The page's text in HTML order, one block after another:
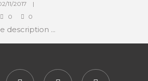
11/2017
0 0
description ...